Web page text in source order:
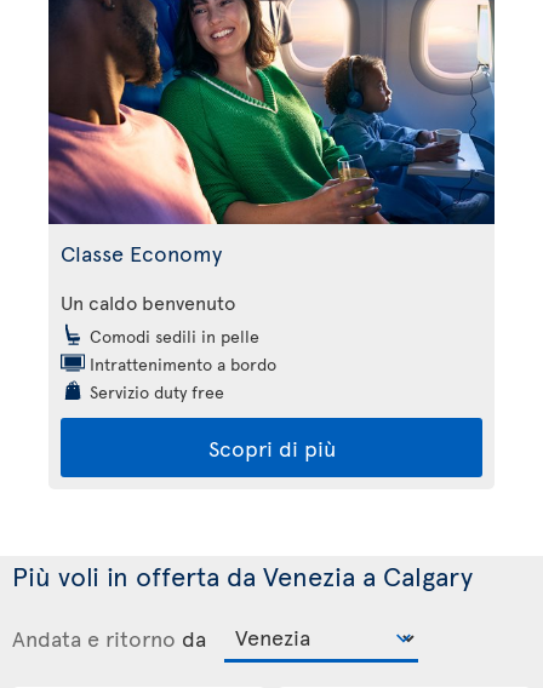
Classe Economy
Un caldo benvenuto
Comodi sedili in pelle
Intrattenimento a bordo
Servizio duty free
Scopri di più
Più voli in offerta da Venezia a Calgary
Andata e ritorno da